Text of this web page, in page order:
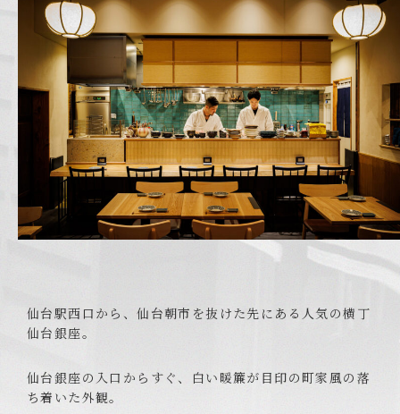
仙台駅西口から、仙台朝市を抜けた先にある人気の横丁
仙台銀座。
仙台銀座の入口からすぐ、白い暖簾が目印の町家風の落
ち着いた外観。